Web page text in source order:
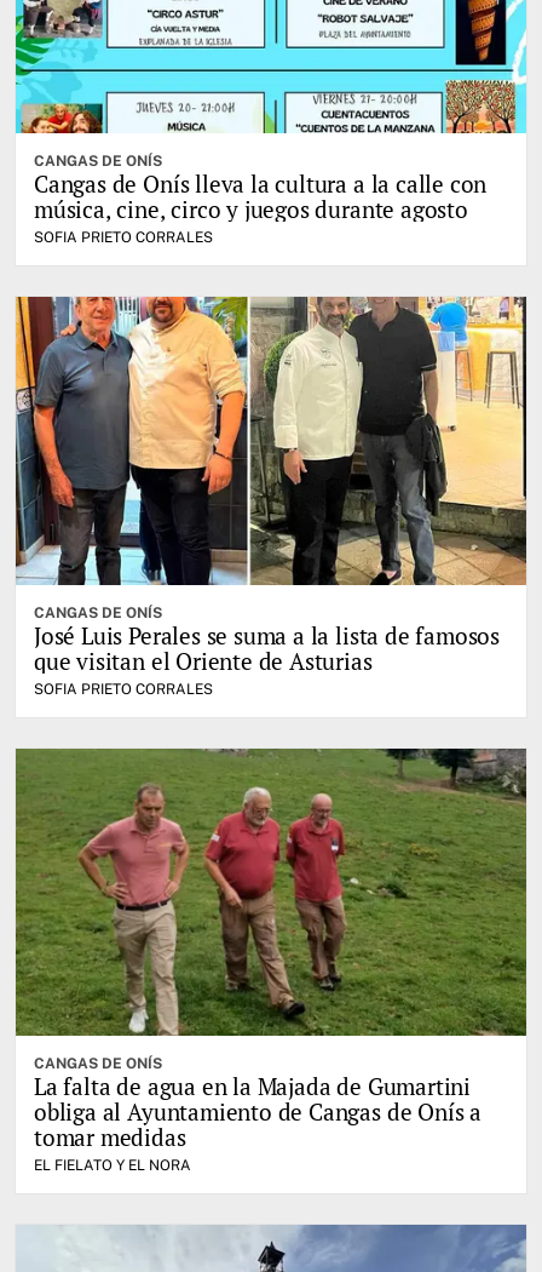
CANGAS DE ONÍS
Cangas de Onís lleva la cultura a la calle con
música, cine, circo y juegos durante agosto
SOFIA PRIETO CORRALES
CANGAS DE ONÍS
José Luis Perales se suma a la lista de famosos
que visitan el Oriente de Asturias
SOFIA PRIETO CORRALES
CANGAS DE ONÍS
La falta de agua en la Majada de Gumartini
obliga al Ayuntamiento de Cangas de Onís a
tomar medidas
EL FIELATO Y EL NORA